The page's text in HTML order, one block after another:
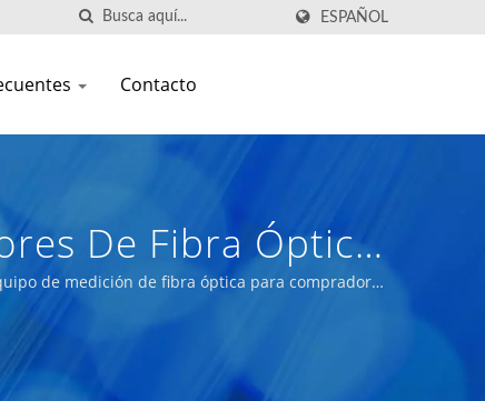
ESPAÑOL
Contacto
De Fibra Óptica
de medición de fibra óptica para compradores